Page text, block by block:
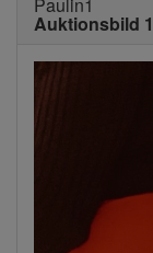
Paulin1
Auktionsbild 1